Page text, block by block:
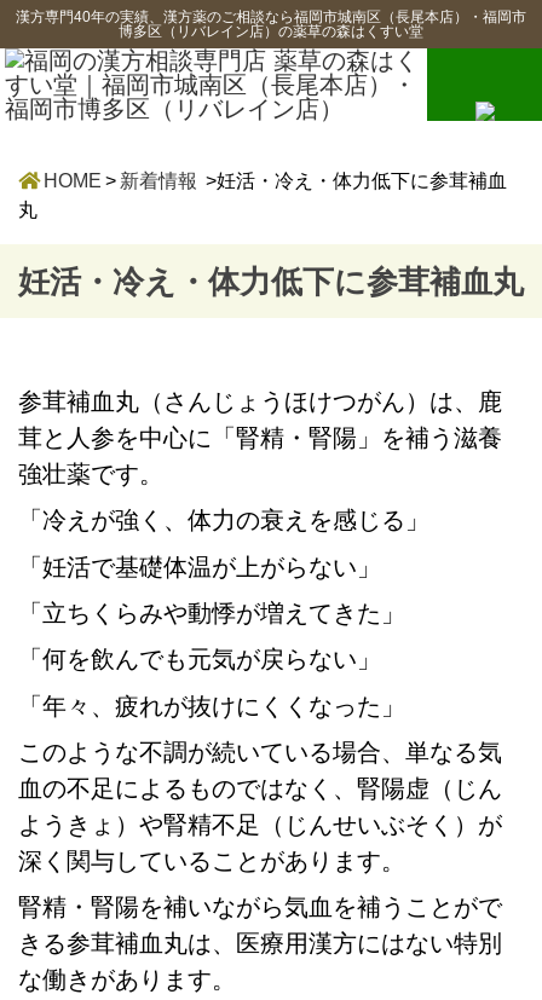
漢方専門40年の実績、漢方薬のご相談なら福岡市城南区（長尾本店）・福岡市
博多区（リバレイン店）の薬草の森はくすい堂
HOME > 新着情報 >妊活・冷え・体力低下に参茸補血
丸
妊活・冷え・体力低下に参茸補血丸
参茸補血丸（さんじょうほけつがん）は、鹿
茸と人参を中心に「腎精・腎陽」を補う滋養
強壮薬です。
「冷えが強く、体力の衰えを感じる」
「妊活で基礎体温が上がらない」
「立ちくらみや動悸が増えてきた」
「何を飲んでも元気が戻らない」
「年々、疲れが抜けにくくなった」
このような不調が続いている場合、単なる気
血の不足によるものではなく、腎陽虚（じん
ようきょ）や腎精不足（じんせいぶそく）が
深く関与していることがあります。
腎精・腎陽を補いながら気血を補うことがで
きる参茸補血丸は、医療用漢方にはない特別
な働きがあります。